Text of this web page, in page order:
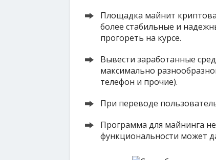
Площадка майнит
более стабильные и
прогореть на курсе.
Вывести заработанные
максимально
телефон и прочие).
При переводе
Программа для майнинга
функциональности может